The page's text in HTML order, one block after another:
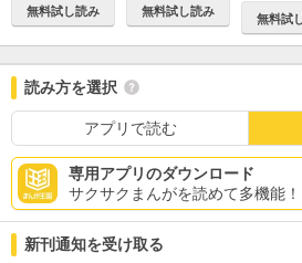
無料試し読み 無料試し読み
無料試
読み方を選択
アプリで読む
専用アプリのダウンロード
サクサクまんがを読めて多機能！
新刊通知を受け取る